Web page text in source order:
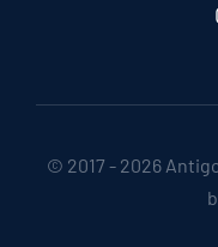
© 2017 - 2026